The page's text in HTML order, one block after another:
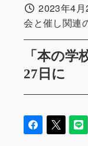
「本の学
27日に
投稿日2023年4月
カテゴリー
会と催し関連